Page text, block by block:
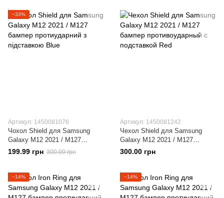
−33%
Артикул: 1450081076
Чохол Shield для Samsung
Galaxy M12 2021 / M127
бампер протиударний з
підставкою Blue
199.99 грн 300.00 грн
Артикул: 1450081242
Чехол Shield для Samsung
Galaxy M12 2021 / M127
бампер противоударный с
подставкой Red
300.00 грн
−14% −14%